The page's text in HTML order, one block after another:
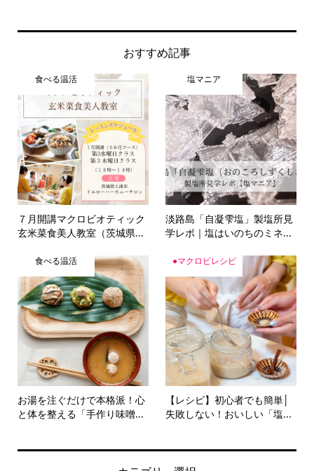
おすすめ記事
食べる温活
７月開講マクロビオティック
玄米菜食美人教室（茨城県...
塩マニア
淡路島「自凝雫塩」製塩所見
学レポ｜塩はいのちのミネ...
食べる温活
お湯を注ぐだけで本格派！心
と体を整える「手作り味噌...
●マクロビレシピ
【レシピ】初心者でも簡単│
失敗しない！おいしい「塩...